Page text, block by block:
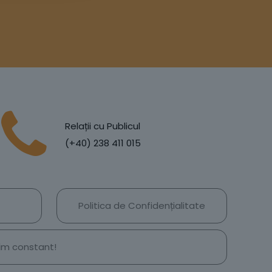
Relații cu Publicul
(+40) 238 411 015
Politica de Confidențialitate
constant!